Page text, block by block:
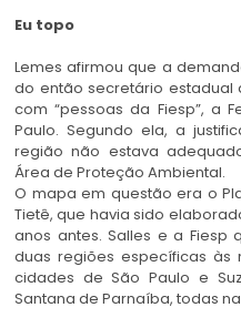
Eu topo
Lemes afirmou que a
do então secretário estadual
com “pessoas da Fiesp”, a
Paulo. Segundo ela, a
região não estava
Área de Proteção Ambiental.
O mapa em questão era o
Tietê, que havia sido
anos antes. Salles e a Fiesp
duas regiões específicas
cidades de São Paulo e
Santana de Parnaíba, todas